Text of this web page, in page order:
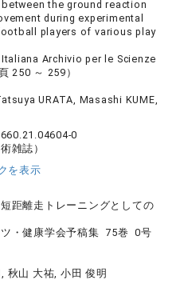
the ground reaction
during experimental
players of various play
Archivio per le Scienze
250 ～ 259）
URATA, Masashi KUME,
0
雑誌）
を表示
距離走トレーニングとしての
ツ・健康学会予稿集 75巻 0号
秋山 大祐, 小田 俊明